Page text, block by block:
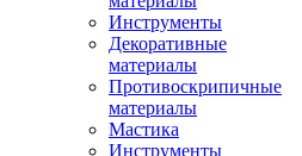
Инструменты
Декоративные
материалы
Противоскрипичные
материалы
Мастика
Инструменты